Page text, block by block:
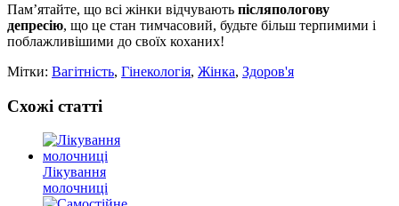
Пам’ятайте, що всі жінки відчувають післяпологову
депресію, що це стан тимчасовий, будьте більш терпимими і
поблажливішими до своїх коханих!
Мітки: Вагітність, Гінекологія, Жінка, Здоров'я
Схожі статті
Лікування
молочниці